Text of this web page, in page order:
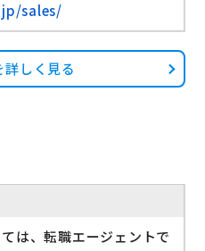
sales/
しく見る
は、転職エージェントで